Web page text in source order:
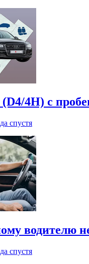
4H) c
спустя
водителю
спустя